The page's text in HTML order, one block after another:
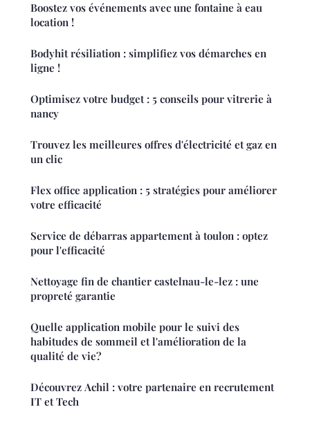
Boostez vos événements avec une fontaine à eau
location !
Bodyhit résiliation : simplifiez vos démarches en
ligne !
Optimisez votre budget : 5 conseils pour vitrerie à
nancy
Trouvez les meilleures offres d'électricité et gaz en
un clic
Flex office application : 5 stratégies pour améliorer
votre efficacité
Service de débarras appartement à toulon : optez
pour l'efficacité
Nettoyage fin de chantier castelnau-le-lez : une
propreté garantie
Quelle application mobile pour le suivi des
habitudes de sommeil et l'amélioration de la
qualité de vie?
Découvrez Achil : votre partenaire en recrutement
IT et Tech